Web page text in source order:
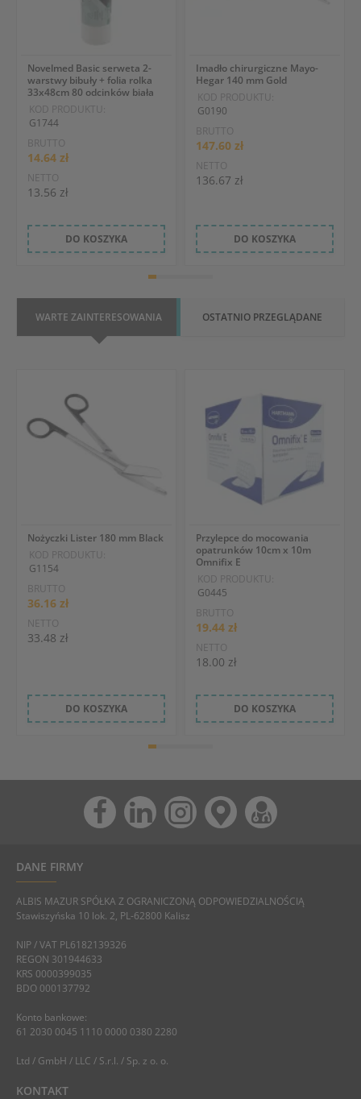
Novelmed Basic serweta 2-
warstwy bibuły + folia rolka
33x48cm 80 odcinków biała
KOD PRODUKTU:
G1744
BRUTTO
14.64 zł
NETTO
13.56 zł
DO KOSZYKA
Imadło chirurgiczne Mayo-
Hegar 140 mm Gold
KOD PRODUKTU:
G0190
BRUTTO
147.60 zł
NETTO
136.67 zł
DO KOSZYKA
WARTE ZAINTERESOWANIA OSTATNIO PRZEGLĄDANE
Nożyczki Lister 180 mm Black
KOD PRODUKTU:
G1154
BRUTTO
36.16 zł
NETTO
33.48 zł
DO KOSZYKA
Przylepce do mocowania
opatrunków 10cm x 10m
Omnifix E
KOD PRODUKTU:
G0445
BRUTTO
19.44 zł
NETTO
18.00 zł
DO KOSZYKA
DANE FIRMY
ALBIS MAZUR SPÓŁKA Z OGRANICZONĄ ODPOWIEDZIALNOŚCIĄ
Stawiszyńska 10 lok. 2, PL-62800 Kalisz
NIP / VAT PL6182139326
REGON 301944633
KRS 0000399035
BDO 000137792
Konto bankowe:
61 2030 0045 1110 0000 0380 2280
Ltd / GmbH / LLC / S.r.l. / Sp. z o. o.
KONTAKT